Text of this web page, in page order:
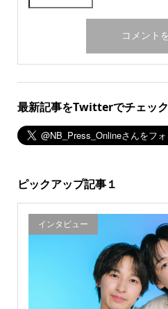
最新記事をTwitterでチェック
ピックアップ記事１
インタビュー